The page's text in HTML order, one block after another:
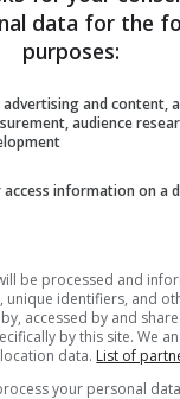
>>> Il nuovo
per i
Vi rientrano
e Valle
data for the
purposes:
advertising and content,
audience
information on a
be processed and
unique identifiers, and
accessed by and
by this site. We
data. List of
your personal